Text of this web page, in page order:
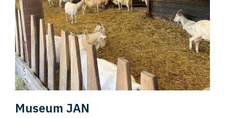
Museum JAN